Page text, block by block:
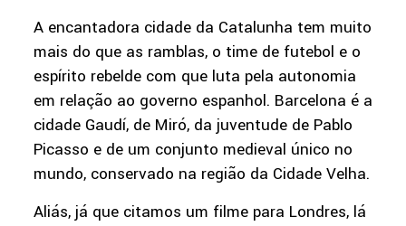
A encantadora cidade da Catalunha tem muito
mais do que as ramblas, o time de futebol e o
espírito rebelde com que luta pela autonomia
em relação ao governo espanhol. Barcelona é a
cidade Gaudí, de Miró, da juventude de Pablo
Picasso e de um conjunto medieval único no
mundo, conservado na região da Cidade Velha.
Aliás, já que citamos um filme para Londres, lá